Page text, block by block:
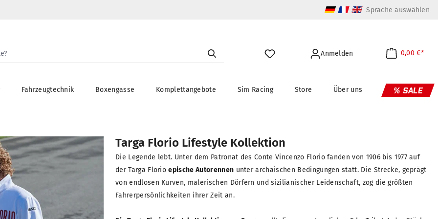
Sprache auswählen
Anmelden 0,00 €*
Fahrzeugtechnik Boxengasse Komplettangebote Sim Racing Store Über uns % SALE
Targa Florio Lifestyle Kollektion
Die Legende lebt. Unter dem Patronat des Conte Vincenzo Florio fanden von 1906 bis 1977 auf
der Targa Florioepische Autorennen unter archaischen Bedingungen statt. Die Strecke, geprägt
von endlosen Kurven, malerischen Dörfern und sizilianischer Leidenschaft, zog die größten
Fahrerpersönlichkeiten ihrer Zeit an.